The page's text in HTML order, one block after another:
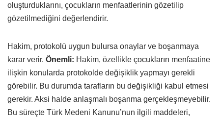
oluşturduklarını, çocukların menfaatlerinin gözetilip
gözetilmediğini değerlendirir.
Hakim, protokolü uygun bulursa onaylar ve boşanmaya
karar verir. Önemli: Hakim, özellikle çocukların menfaatine
ilişkin konularda protokolde değişiklik yapmayı gerekli
görebilir. Bu durumda tarafların bu değişikliği kabul etmesi
gerekir. Aksi halde anlaşmalı boşanma gerçekleşmeyebilir.
Bu süreçte Türk Medeni Kanunu’nun ilgili maddeleri,